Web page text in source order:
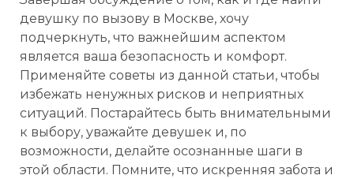
девушку по вызову в Москве, хочу
подчеркнуть, что важнейшим аспектом
является ваша безопасность и комфорт.
Применяйте советы из данной статьи, чтобы
избежать ненужных рисков и неприятных
ситуаций. Постарайтесь быть внимательными
к выбору, уважайте девушек и, по
возможности, делайте осознанные шаги в
этой области. Помните, что искренняя забота и